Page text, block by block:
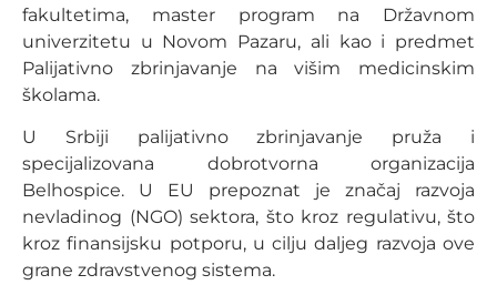
fakultetima, master program na Državnom
univerzitetu u Novom Pazaru, ali kao i predmet
Palijativno zbrinjavanje na višim medicinskim
školama.
U Srbiji palijativno zbrinjavanje pruža i
specijalizovana dobrotvorna organizacija
Belhospice. U EU prepoznat je značaj razvoja
nevladinog (NGO) sektora, što kroz regulativu, što
kroz finansijsku potporu, u cilju daljeg razvoja ove
grane zdravstvenog sistema.